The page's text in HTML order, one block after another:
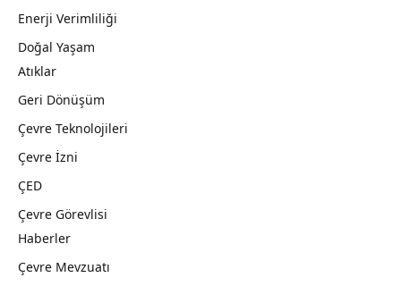
Enerji Verimliliği
Doğal Yaşam
Atıklar
Geri Dönüşüm
Çevre Teknolojileri
Çevre İzni
ÇED
Çevre Görevlisi
Haberler
Çevre Mevzuatı